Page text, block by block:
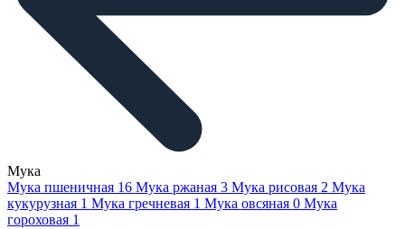
Мука
Мука пшеничная 16 Мука ржаная 3 Мука рисовая 2 Мука
кукурузная 1 Мука гречневая 1 Мука овсяная 0 Мука
гороховая 1